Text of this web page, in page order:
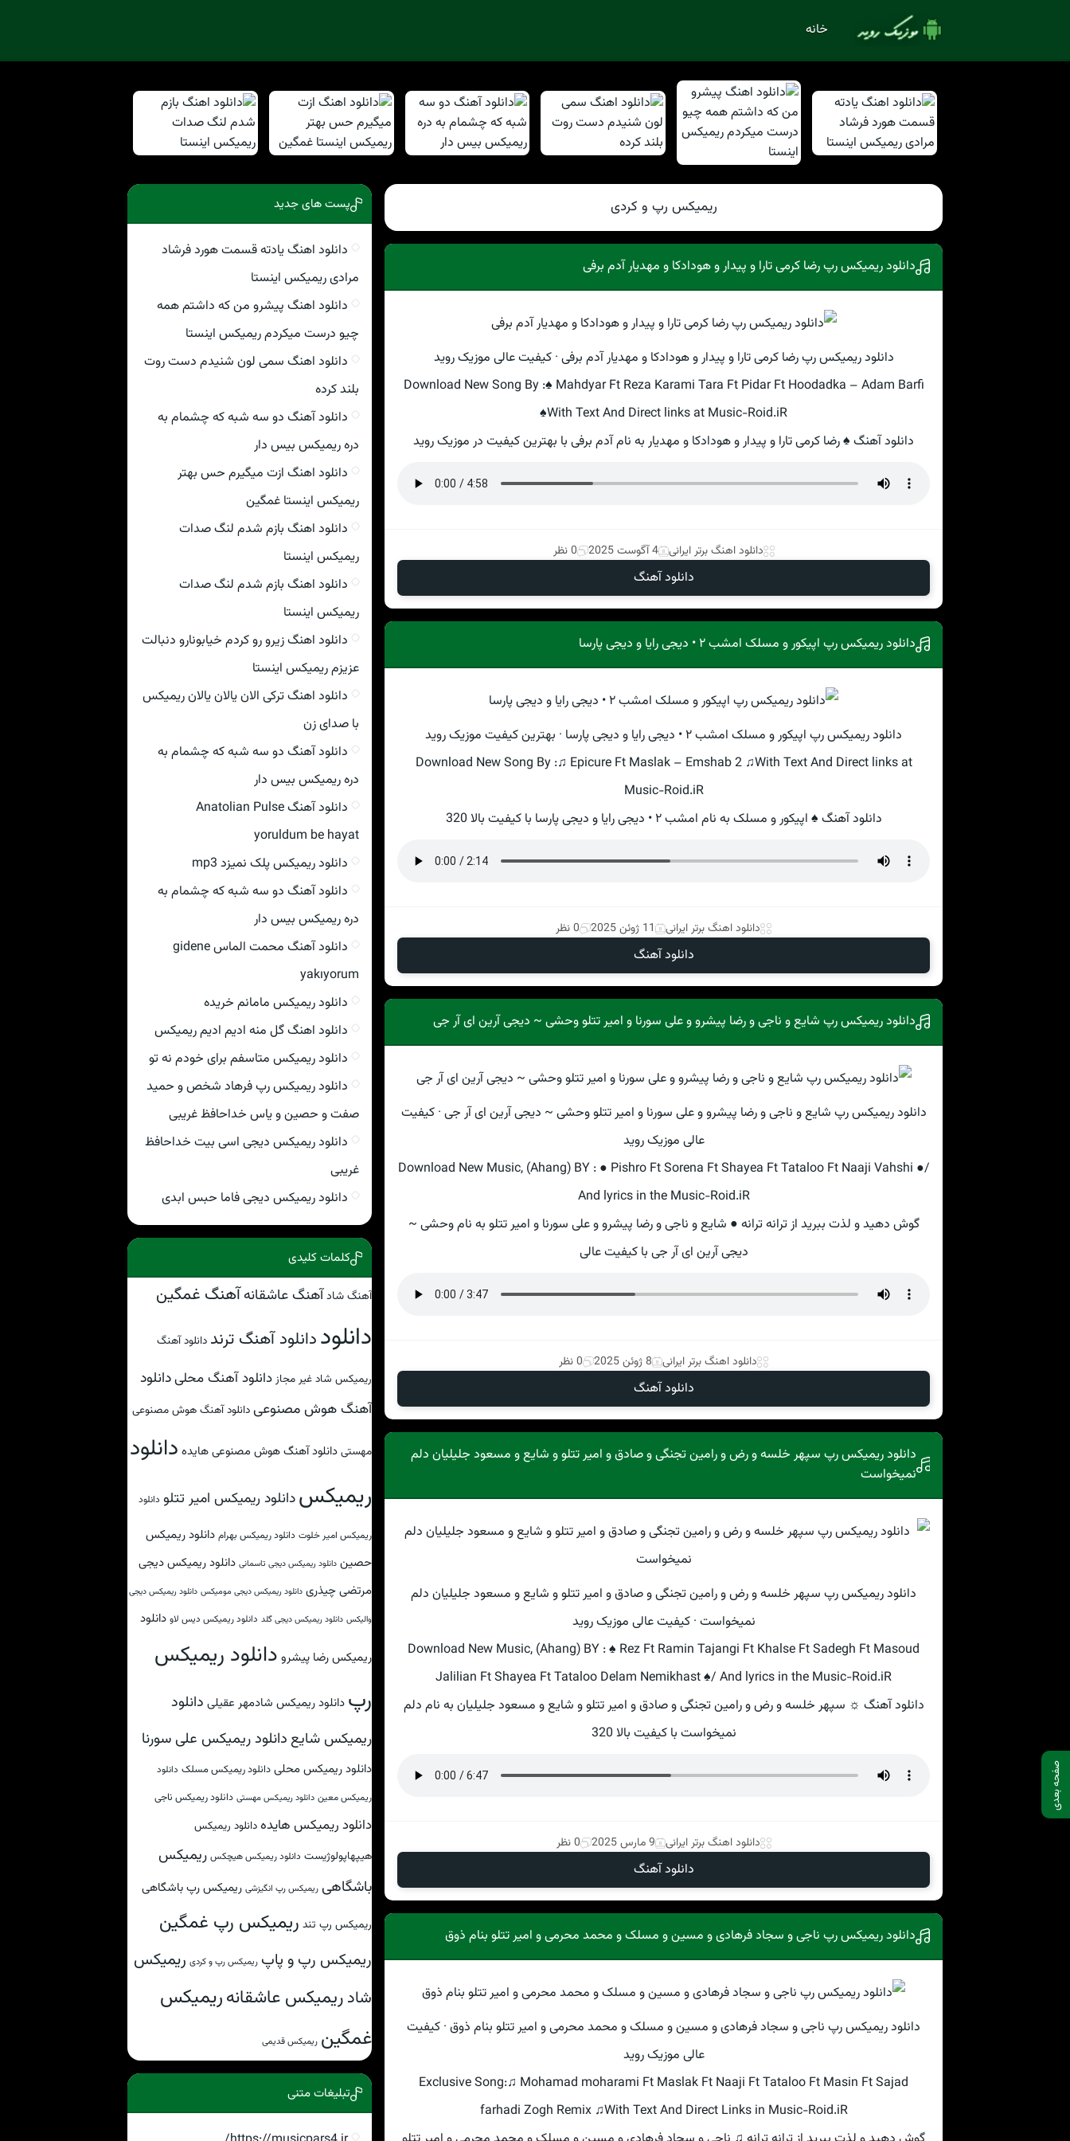
خانه
ریمیکس رپ و کردی
دانلود ریمیکس رپ رضا کرمی تارا و پیدار و هودادکا و مهدیار آدم برفی
دانلود ریمیکس رپ رضا کرمی تارا و پیدار و هودادکا و مهدیار آدم برفی · کیفیت عالی موزیک روید
Download New Song By :♠ Mahdyar Ft Reza Karami Tara Ft Pidar Ft Hoodadka – Adam Barfi
♠With Text And Direct links at Music-Roid.iR
دانلود آهنگ ♠ رضا کرمی تارا و پیدار و هودادکا و مهدیار به نام آدم برفی با بهترین کیفیت در موزیک روید
دانلود اهنگ برتر ایرانی 4 آگوست 2025 0 نظر
دانلود آهنگ
دانلود ریمیکس رپ اپیکور و مسلک امشب ۲ • دیجی رایا و دیجی پارسا
دانلود ریمیکس رپ اپیکور و مسلک امشب ۲ • دیجی رایا و دیجی پارسا · بهترین کیفیت موزیک روید
Download New Song By :♫ Epicure Ft Maslak – Emshab 2 ♫With Text And Direct links at
Music-Roid.iR
دانلود آهنگ ♠ اپیکور و مسلک به نام امشب ۲ • دیجی رایا و دیجی پارسا با کیفیت بالا 320
دانلود اهنگ برتر ایرانی 11 ژوئن 2025 0 نظر
دانلود آهنگ
دانلود ریمیکس رپ شایع و ناجی و رضا پیشرو و علی سورنا و امیر تتلو وحشی ~ دیجی آرین ای آر جی
دانلود ریمیکس رپ شایع و ناجی و رضا پیشرو و علی سورنا و امیر تتلو وحشی ~ دیجی آرین ای آر جی · کیفیت
عالی موزیک روید
Download New Music, (Ahang) BY : ● Pishro Ft Sorena Ft Shayea Ft Tataloo Ft Naaji Vahshi ●/
And lyrics in the Music-Roid.iR
گوش دهید و لذت ببرید از ترانه ترانه ● شایع و ناجی و رضا پیشرو و علی سورنا و امیر تتلو به نام وحشی ~
دیجی آرین ای آر جی با کیفیت عالی
دانلود اهنگ برتر ایرانی 8 ژوئن 2025 0 نظر
دانلود آهنگ
دانلود ریمیکس رپ سپهر خلسه و رض و رامین تجنگی و صادق و امیر تتلو و شایع و مسعود جلیلیان دلم
نمیخواست
دانلود ریمیکس رپ سپهر خلسه و رض و رامین تجنگی و صادق و امیر تتلو و شایع و مسعود جلیلیان دلم
نمیخواست · کیفیت عالی موزیک روید
Download New Music, (Ahang) BY : ♠ Rez Ft Ramin Tajangi Ft Khalse Ft Sadegh Ft Masoud
Jalilian Ft Shayea Ft Tataloo Delam Nemikhast ♠/ And lyrics in the Music-Roid.iR
دانلود آهنگ ☼ سپهر خلسه و رض و رامین تجنگی و صادق و امیر تتلو و شایع و مسعود جلیلیان به نام دلم
نمیخواست با کیفیت بالا 320
دانلود اهنگ برتر ایرانی 9 مارس 2025 0 نظر
دانلود آهنگ
دانلود ریمیکس رپ ناجی و سجاد فرهادی و مسین و مسلک و محمد محرمی و امیر تتلو بنام ذوق
دانلود ریمیکس رپ ناجی و سجاد فرهادی و مسین و مسلک و محمد محرمی و امیر تتلو بنام ذوق · کیفیت
عالی موزیک روید
Exclusive Song:♫ Mohamad moharami Ft Maslak Ft Naaji Ft Tataloo Ft Masin Ft Sajad
farhadi Zogh Remix ♫With Text And Direct Links in Music-Roid.iR
صفحه بعدی
پست های جدید
دانلود اهنگ یادته قسمت هورد فرشاد
مرادی ریمیکس اینستا
دانلود اهنگ پیشرو من که داشتم همه
چیو درست میکردم ریمیکس اینستا
دانلود اهنگ سمی لون شنیدم دست روت
بلند کرده
دانلود آهنگ دو سه شبه که چشمام به
دره ریمیکس بیس دار
دانلود اهنگ ازت میگیرم حس بهتر
ریمیکس اینستا غمگین
دانلود اهنگ بازم شدم لنگ صدات
ریمیکس اینستا
دانلود اهنگ بازم شدم لنگ صدات
ریمیکس اینستا
دانلود اهنگ زیرو رو کردم خیابونارو دنبالت
عزیزم ریمیکس اینستا
دانلود اهنگ ترکی الان یالان یالان ریمیکس
با صدای زن
دانلود آهنگ دو سه شبه که چشمام به
دره ریمیکس بیس دار
دانلود آهنگ Anatolian Pulse
yoruldum be hayat
دانلود ریمیکس پلک نمیزد mp3
دانلود آهنگ دو سه شبه که چشمام به
دره ریمیکس بیس دار
دانلود آهنگ محمت الماس gidene
yakıyorum
دانلود ریمیکس مامانم خریده
دانلود اهنگ گل منه ادیم ادیم ریمیکس
دانلود ریمیکس متاسفم برای خودم نه تو
دانلود ریمیکس رپ فرهاد شخص و حمید
صفت و حصین و یاس خداحافظ غریبی
دانلود ریمیکس دیجی اسی بیت خداحافظ
غریبی
دانلود ریمیکس دیجی فاما حبس ابدی
کلمات کلیدی
آهنگ شادآهنگ عاشقانهآهنگ غمگین
دانلوددانلود آهنگ ترند دانلود آهنگ
ریمیکس شاد غیر مجاز دانلود آهنگ محلیدانلود
آهنگ هوش مصنوعی دانلود آهنگ هوش مصنوعی
مهستی دانلود آهنگ هوش مصنوعی هایده دانلود
ریمیکسدانلود ریمیکس امیر تتلو دانلود
ریمیکس امیر خلوت دانلود ریمیکس بهرام دانلود ریمیکس
حصین دانلود ریمیکس دیجی تاسمانی دانلود ریمیکس دیجی
مرتضی چیذری دانلود ریمیکس دیجی مومیکس دانلود ریمیکس دیجی
والیکس دانلود ریمیکس دیجی گلد دانلود ریمیکس دیس لاو دانلود
ریمیکس رضا پیشرو دانلود ریمیکس
رپ دانلود ریمیکس شادمهر عقیلی دانلود
ریمیکس شایع دانلود ریمیکس علی سورنا
دانلود ریمیکس محلی دانلود ریمیکس مسلک دانلود
ریمیکس معین دانلود ریمیکس مهستی دانلود ریمیکس ناجی
دانلود ریمیکس هایده دانلود ریمیکس
هیپهاپولوژیست دانلود ریمیکس هیچکس ریمیکس
باشگاهی ریمیکس رپ انگیزشی ریمیکس رپ باشگاهی
ریمیکس رپ تند ریمیکس رپ غمگین
ریمیکس رپ و پاپ ریمیکس رپ و کردی ریمیکس
شادریمیکس عاشقانهریمیکس
غمگین ریمیکس قدیمی
تبلیغات متنی